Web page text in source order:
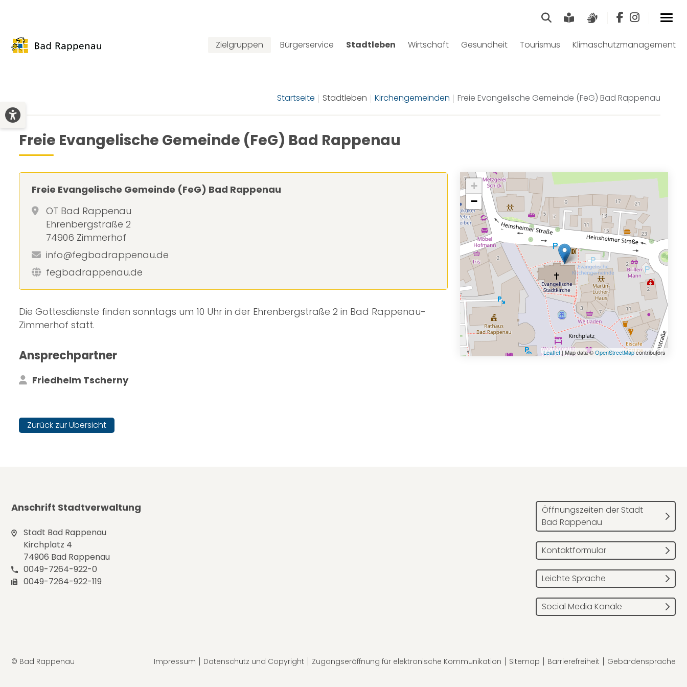
SucheLeichte Sprache
Zielgruppen Bürgerservice Stadtleben Wirtschaft Gesundheit Tourismus Klimaschutzmanagement
Startseite Stadtleben Kirchengemeinden Freie Evangelische Gemeinde (FeG) Bad Rappenau
Freie Evangelische Gemeinde (FeG) Bad Rappenau
Freie Evangelische Gemeinde (FeG) Bad Rappenau
OT Bad Rappenau
Ehrenbergstraße 2
74906 Zimmerhof
info@fegbadrappenau.de
fegbadrappenau.de
Die Gottesdienste finden sonntags um 10 Uhr in der Ehrenbergstraße 2 in Bad Rappenau-
Zimmerhof statt.
Ansprechpartner
Friedhelm Tscherny
Zurück zur Übersicht
+
−
Leaflet| Map data ©OpenStreetMapcontributors
Anschrift Stadtverwaltung
Stadt Bad Rappenau
Kirchplatz 4
74906 Bad Rappenau
0049-7264-922-0
0049-7264-922-119
Öffnungszeiten der Stadt
Bad Rappenau
Kontaktformular
Leichte Sprache
Social Media Kanäle
© Bad Rappenau Impressum Datenschutz und Copyright Zugangseröffnung für elektronische Kommunikation Sitemap Barrierefreiheit Gebärdensprache